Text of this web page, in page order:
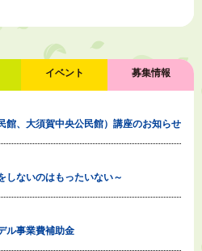
イベント 募集情報
館、大須賀中央公民館）講座のお知らせ
しないのはもったいない～
ル事業費補助金